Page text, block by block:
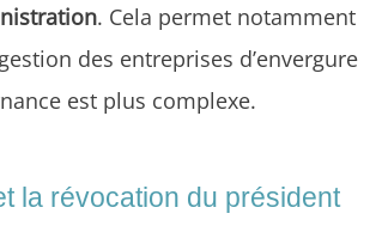
. Cela permet notamment
des entreprises d’envergure
est plus complexe.
la révocation du président